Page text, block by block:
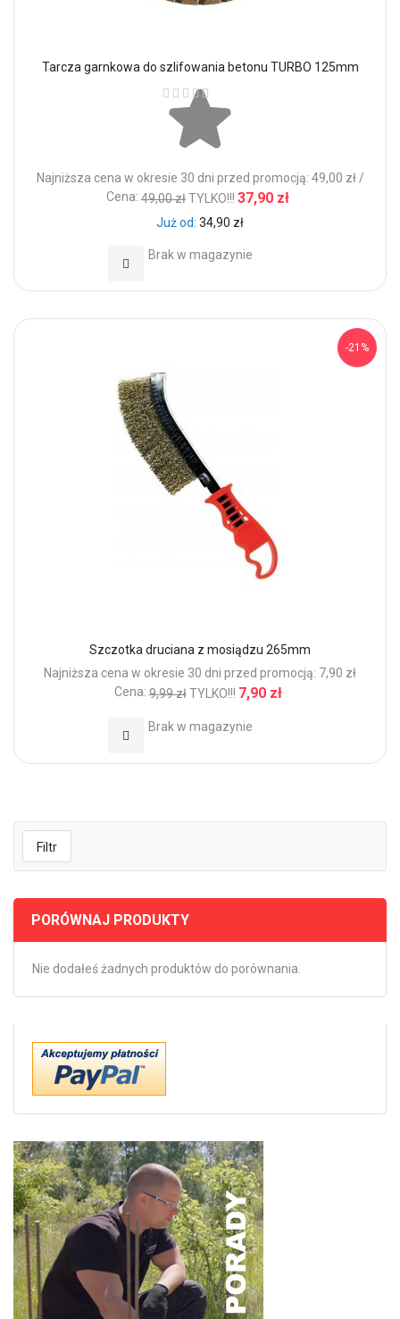
Tarcza garnkowa do szlifowania betonu TURBO 125mm
Ocena:
Najniższa cena w okresie 30 dni przed promocją: 49,00 zł /
Cena: 49,00 złTYLKO!!! 37,90 zł
Już od 34,90 zł
Brak w magazynie
Dodaj do Ulubionych
-21%
Szczotka druciana z mosiądzu 265mm
Najniższa cena w okresie 30 dni przed promocją: 7,90 zł
Cena: 9,99 zł TYLKO!!! 7,90 zł
Brak w magazynie
Dodaj do Ulubionych
Filtr
PORÓWNAJ PRODUKTY
Nie dodałeś żadnych produktów do porównania.